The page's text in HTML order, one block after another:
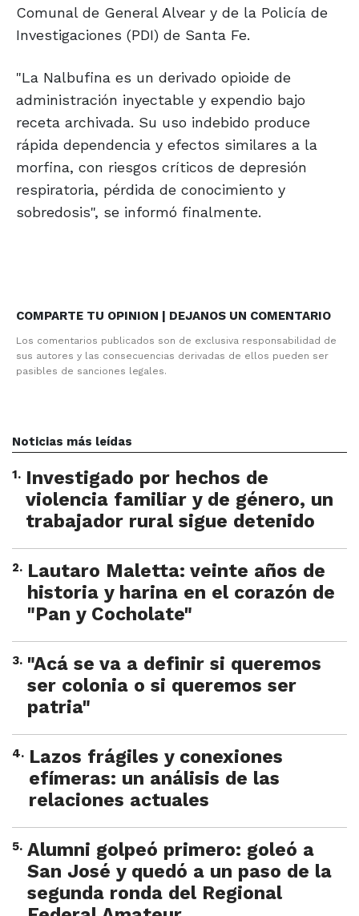
Comunal de General Alvear y de la Policía de
Investigaciones (PDI) de Santa Fe.
"La Nalbufina es un derivado opioide de
administración inyectable y expendio bajo
receta archivada. Su uso indebido produce
rápida dependencia y efectos similares a la
morfina, con riesgos críticos de depresión
respiratoria, pérdida de conocimiento y
sobredosis", se informó finalmente.
COMPARTE TU OPINION | DEJANOS UN COMENTARIO
Los comentarios publicados son de exclusiva responsabilidad de
sus autores y las consecuencias derivadas de ellos pueden ser
pasibles de sanciones legales.
Noticias más leídas
1. Investigado por hechos de
violencia familiar y de género, un
trabajador rural sigue detenido
2. Lautaro Maletta: veinte años de
historia y harina en el corazón de
"Pan y Cocholate"
3. "Acá se va a definir si queremos
ser colonia o si queremos ser
patria"
4. Lazos frágiles y conexiones
efímeras: un análisis de las
relaciones actuales
5. Alumni golpeó primero: goleó a
San José y quedó a un paso de la
segunda ronda del Regional